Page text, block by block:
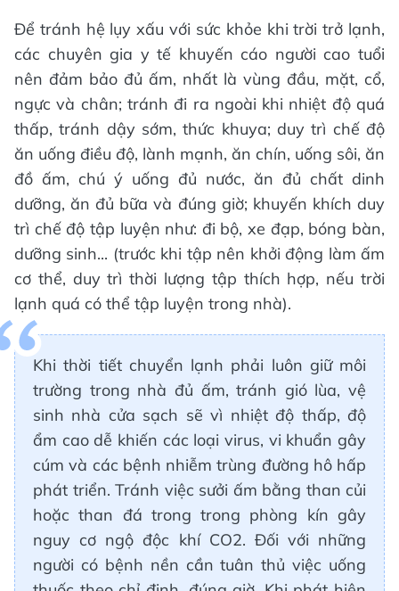
Để tránh hệ lụy xấu với sức khỏe khi trời trở lạnh,
các chuyên gia y tế khuyến cáo người cao tuổi
nên đảm bảo đủ ấm, nhất là vùng đầu, mặt, cổ,
ngực và chân; tránh đi ra ngoài khi nhiệt độ quá
thấp, tránh dậy sớm, thức khuya; duy trì chế độ
ăn uống điều độ, lành mạnh, ăn chín, uống sôi, ăn
đồ ấm, chú ý uống đủ nước, ăn đủ chất dinh
dưỡng, ăn đủ bữa và đúng giờ; khuyến khích duy
trì chế độ tập luyện như: đi bộ, xe đạp, bóng bàn,
dưỡng sinh... (trước khi tập nên khởi động làm ấm
cơ thể, duy trì thời lượng tập thích hợp, nếu trời
lạnh quá có thể tập luyện trong nhà).
Khi thời tiết chuyển lạnh phải luôn giữ môi
trường trong nhà đủ ấm, tránh gió lùa, vệ
sinh nhà cửa sạch sẽ vì nhiệt độ thấp, độ
ẩm cao dễ khiến các loại virus, vi khuẩn gây
cúm và các bệnh nhiễm trùng đường hô hấp
phát triển. Tránh việc sưởi ấm bằng than củi
hoặc than đá trong trong phòng kín gây
nguy cơ ngộ độc khí CO2. Đối với những
người có bệnh nền cần tuân thủ việc uống